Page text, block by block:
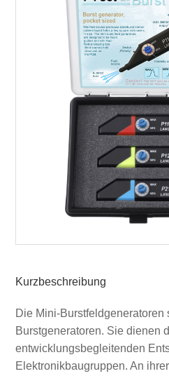
Kurzbeschreibung
Die Mini-
Burstgeneratoren. Sie dienen
entwicklungsbegleitenden
Elektronikbaugruppen. An